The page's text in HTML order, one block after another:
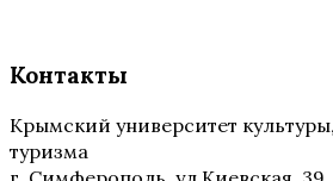
Контакты
Крымский университет
туризма